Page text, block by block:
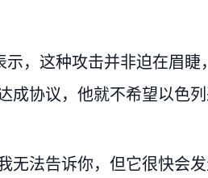
，这种攻击并非迫在眉睫
成协议，他就不希望以色
无法告诉你，但它很快会